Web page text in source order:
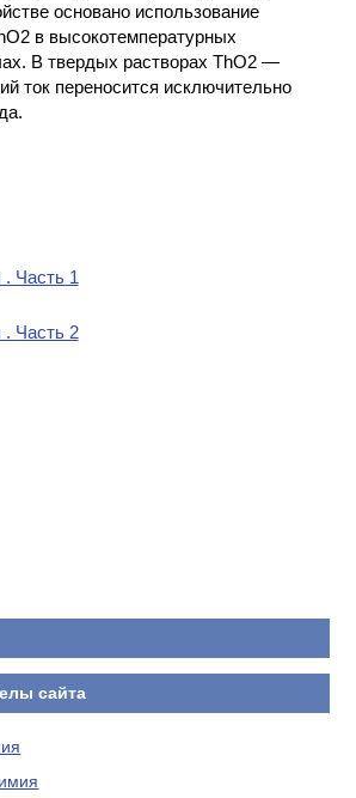
основано использование
в высокотемпературных
В твердых растворах ThO2 —
ток переносится исключительно
. Часть 1
. Часть 2
сайта